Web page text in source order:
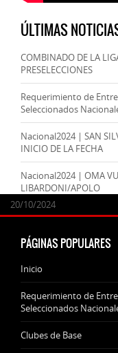
ÚLTIMAS
COMBINADO DE LA
PRESELECCIONES
24/09/2025
Requerimiento de
Seleccionados
07/11/2024
Nacional2024 | SAN
INICIO DE LA FECHA
20/10/2024
Nacional2024 | OMA
LIBARDONI/APOLO
20/10/2024
PÁGINAS POPULARES
Inicio
Requerimiento de
Seleccionados
Clubes de Base